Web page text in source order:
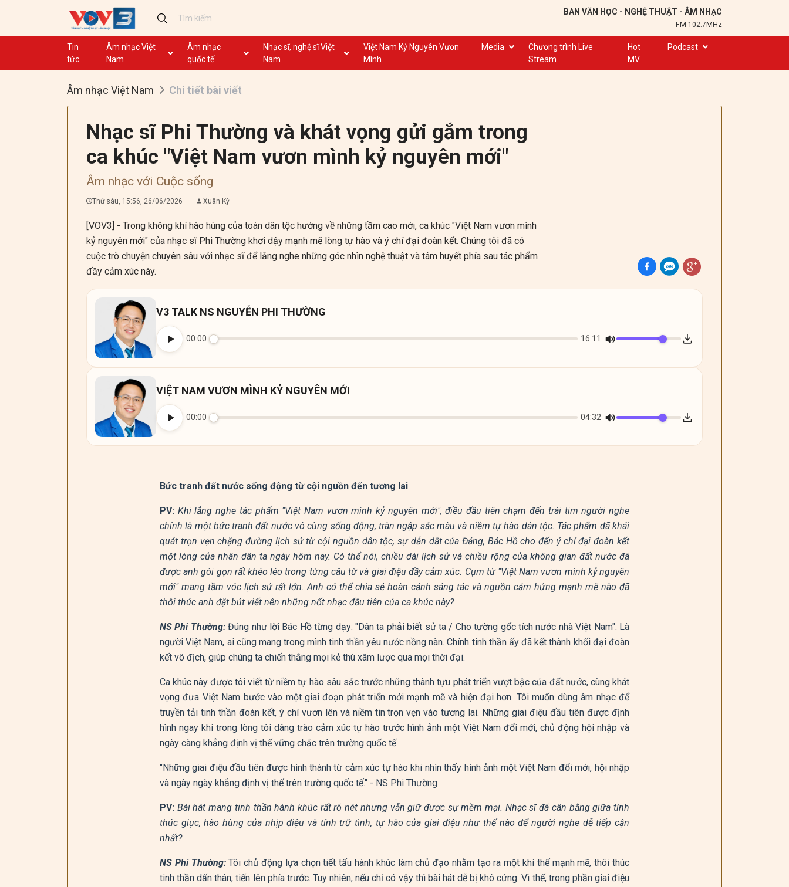
BAN VĂN HỌC - NGHỆ THUẬT - ÂM NHẠC
FM 102.7MHz
Tin
tức
Âm nhạc Việt
Nam
Ca khúc
Nhạc mới
Dân ca
GHTP
Ca nhạc theo yêu cầu
Âm nhạc
quốc tế
Ca khúc
Không lời
Nhạc sĩ, nghệ sĩ Việt
Nam
Nghệ sĩ biểu diễn VN
Việt Nam Kỷ Nguyên Vươn
Mình
Media
Dân ca
Chương trình Live
Stream
Hot
MV
Podcast
Trạm 102,7
Âm nhạc Việt Nam Chi tiết bài viết
Nhạc sĩ Phi Thường và khát vọng gửi gắm trong
ca khúc "Việt Nam vươn mình kỷ nguyên mới"
Âm nhạc với Cuộc sống
Thứ sáu, 15:56, 26/06/2026 Xuân Kỳ
[VOV3] - Trong không khí hào hùng của toàn dân tộc hướng về những tầm cao mới, ca khúc "Việt Nam vươn mình
kỷ nguyên mới" của nhạc sĩ Phi Thường khơi dậy mạnh mẽ lòng tự hào và ý chí đại đoàn kết. Chúng tôi đã có
cuộc trò chuyện chuyên sâu với nhạc sĩ để lắng nghe những góc nhìn nghệ thuật và tâm huyết phía sau tác phẩm
đầy cảm xúc này.
V3 TALK NS NGUYỄN PHI THƯỜNG
00:00 16:11
VIỆT NAM VƯƠN MÌNH KỶ NGUYÊN MỚI
00:00 04:32
Bức tranh đất nước sống động từ cội nguồn đến tương lai
PV: Khi lắng nghe tác phẩm "Việt Nam vươn mình kỷ nguyên mới", điều đầu tiên chạm đến trái tim người nghe
chính là một bức tranh đất nước vô cùng sống động, tràn ngập sắc màu và niềm tự hào dân tộc. Tác phẩm đã khái
quát trọn vẹn chặng đường lịch sử từ cội nguồn dân tộc, sự dẫn dắt của Đảng, Bác Hồ cho đến ý chí đại đoàn kết
một lòng của nhân dân ta ngày hôm nay. Có thể nói, chiều dài lịch sử và chiều rộng của không gian đất nước đã
được anh gói gọn rất khéo léo trong từng câu từ và giai điệu đầy cảm xúc. Cụm từ "Việt Nam vươn mình kỷ nguyên
mới" mang tầm vóc lịch sử rất lớn. Anh có thể chia sẻ hoàn cảnh sáng tác và nguồn cảm hứng mạnh mẽ nào đã
thôi thúc anh đặt bút viết nên những nốt nhạc đầu tiên của ca khúc này?
NS Phi Thường:Đúng như lời Bác Hồ từng dạy: "Dân ta phải biết sử ta / Cho tường gốc tích nước nhà Việt Nam". Là
người Việt Nam, ai cũng mang trong mình tinh thần yêu nước nồng nàn. Chính tinh thần ấy đã kết thành khối đại đoàn
kết vô địch, giúp chúng ta chiến thắng mọi kẻ thù xâm lược qua mọi thời đại.
Ca khúc này được tôi viết từ niềm tự hào sâu sắc trước những thành tựu phát triển vượt bậc của đất nước, cùng khát
vọng đưa Việt Nam bước vào một giai đoạn phát triển mới mạnh mẽ và hiện đại hơn. Tôi muốn dùng âm nhạc để
truyền tải tinh thần đoàn kết, ý chí vươn lên và niềm tin trọn vẹn vào tương lai. Những giai điệu đầu tiên được định
hình ngay khi trong lòng tôi dâng trào cảm xúc tự hào trước hình ảnh một Việt Nam đổi mới, chủ động hội nhập và
ngày càng khẳng định vị thế vững chắc trên trường quốc tế.
"Những giai điệu đầu tiên được hình thành từ cảm xúc tự hào khi nhìn thấy hình ảnh một Việt Nam đổi mới, hội nhập
và ngày ngày khẳng định vị thế trên trường quốc tế." - NS Phi Thường
PV: Bài hát mang tinh thần hành khúc rất rõ nét nhưng vẫn giữ được sự mềm mại. Nhạc sĩ đã cân bằng giữa tính
thúc giục, hào hùng của nhịp điệu và tính trữ tình, tự hào của giai điệu như thế nào để người nghe dễ tiếp cận
nhất?
NS Phi Thường:Tôi chủ động lựa chọn tiết tấu hành khúc làm chủ đạo nhằm tạo ra một khí thế mạnh mẽ, thôi thúc
tinh thần dấn thân, tiến lên phía trước. Tuy nhiên, nếu chỉ có vậy thì bài hát dễ bị khô cứng. Vì thế, trong phần giai điệu